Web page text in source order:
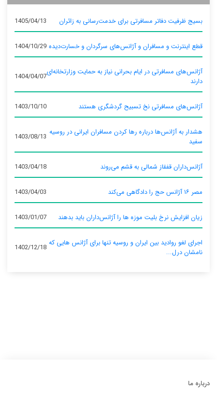
بسیج ظرفیت دفاتر مسافرتی برای خدمت‌رسانی به زائران 1405/04/13
قطع اینترنت و مسافران و آژانس‌های سرگردان و خسارت‌دیده 1404/10/29
آژانس‌های مسافرتی در ایام بحرانی نیاز به حمایت وزارتخانه‌ای
دارند
1404/04/07
آژانس‌های مسافرتی نخ تسبیح گردشگری هستند 1403/10/10
هشدار به آژانس‌ها درباره رها کردن مسافران ایرانی در روسیه
سفید
1403/08/13
آژانس‌داران قفقاز شمالی به قشم می‌روند 1403/04/18
مصر ۱۶ آژانس حج را دادگاهی می‌کند 1403/04/03
زیان افزایش نرخ بلیت موزه ها را آژانس‌داران باید بدهند 1403/01/07
اجرای لغو روادید بین ایران و روسیه تنها برای آژانس‌ هایی که
نامشان درل...
1402/12/18
درباره ما